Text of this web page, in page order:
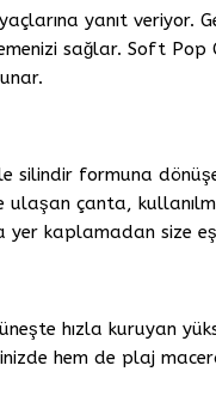
yanıt veriyor.
sağlar. Soft Pop
silindir formuna
ulaşan çanta,
yer kaplamadan size
hızla kuruyan
hem de plaj